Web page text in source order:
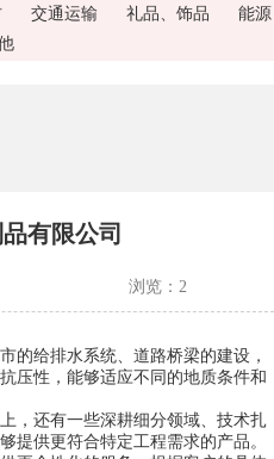
交通运输 礼品、饰品 能源
有限公司
浏览：2
的给排水系统、道路桥梁的建设，
压性，能够适应不同的地质条件和
，还有一些深耕细分领域、技术扎
提供更符合特定工程需求的产品。